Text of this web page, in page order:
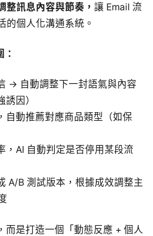
整訊息內容與節奏， 讓 Email 流
的個人化溝通系統。
→ 自動調整下一封語氣與內容
誘因）
自動推薦對應商品類型（如保
，AI 自動判定是否停用某段流
A/B 測試版本，根據成效調整主
而是打造一個「動態反應 + 個人